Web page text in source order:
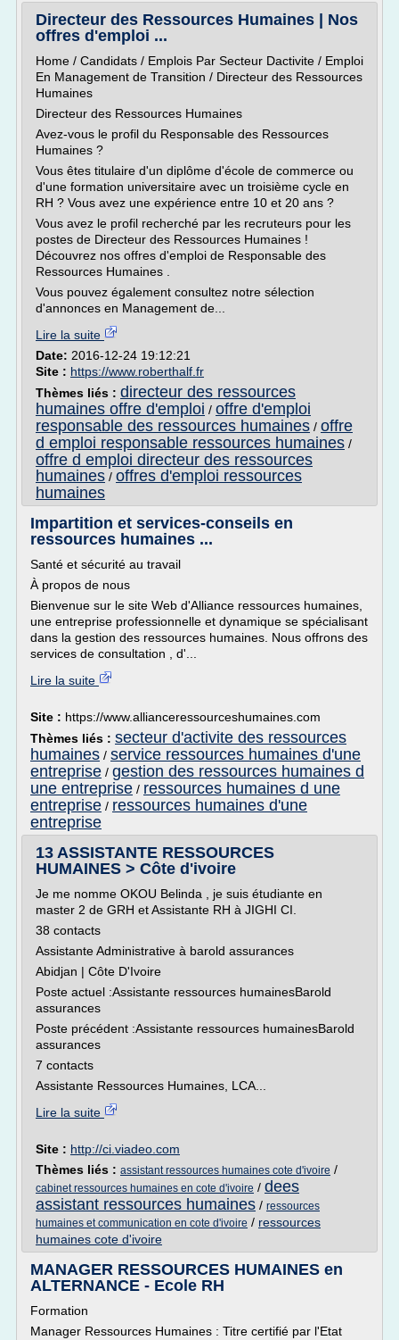
Directeur des Ressources Humaines | Nos
offres d'emploi ...
Home / Candidats / Emplois Par Secteur Dactivite / Emploi
En Management de Transition / Directeur des Ressources
Humaines
Directeur des Ressources Humaines
Avez-vous le profil du Responsable des Ressources
Humaines ?
Vous êtes titulaire d'un diplôme d'école de commerce ou
d'une formation universitaire avec un troisième cycle en
RH ? Vous avez une expérience entre 10 et 20 ans ?
Vous avez le profil recherché par les recruteurs pour les
postes de Directeur des Ressources Humaines !
Découvrez nos offres d'emploi de Responsable des
Ressources Humaines .
Vous pouvez également consultez notre sélection
d'annonces en Management de...
Lire la suite
Date: 2016-12-24 19:12:21
Site : https://www.roberthalf.fr
Thèmes liés : directeur des ressources
humaines offre d'emploi / offre d'emploi
responsable des ressources humaines / offre
d emploi responsable ressources humaines /
offre d emploi directeur des ressources
humaines / offres d'emploi ressources
humaines
Impartition et services-conseils en
ressources humaines ...
Santé et sécurité au travail
À propos de nous
Bienvenue sur le site Web d'Alliance ressources humaines,
une entreprise professionnelle et dynamique se spécialisant
dans la gestion des ressources humaines. Nous offrons des
services de consultation , d'...
Lire la suite
Site : https://www.allianceressourceshumaines.com
Thèmes liés : secteur d'activite des ressources
humaines / service ressources humaines d'une
entreprise / gestion des ressources humaines d
une entreprise / ressources humaines d une
entreprise / ressources humaines d'une
entreprise
13 ASSISTANTE RESSOURCES
HUMAINES > Côte d'ivoire
Je me nomme OKOU Belinda , je suis étudiante en
master 2 de GRH et Assistante RH à JIGHI CI.
38 contacts
Assistante Administrative à barold assurances
Abidjan | Côte D'Ivoire
Poste actuel :Assistante ressources humainesBarold
assurances
Poste précédent :Assistante ressources humainesBarold
assurances
7 contacts
Assistante Ressources Humaines, LCA...
Lire la suite
Site : http://ci.viadeo.com
Thèmes liés : assistant ressources humaines cote d'ivoire /
cabinet ressources humaines en cote d'ivoire / dees
assistant ressources humaines / ressources
humaines et communication en cote d'ivoire / ressources
humaines cote d'ivoire
MANAGER RESSOURCES HUMAINES en
ALTERNANCE - Ecole RH
Formation
Manager Ressources Humaines : Titre certifié par l'Etat